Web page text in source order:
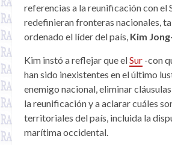
referencias a la reunificación con el
redefinieran fronteras nacionales,
ordenado el líder del país, Kim
Kim instó a reflejar que elSur -con
han sido inexistentes en el último
enemigo nacional, eliminar
la reunificación y a aclarar cuáles
territoriales del país, incluida la
marítima occidental.